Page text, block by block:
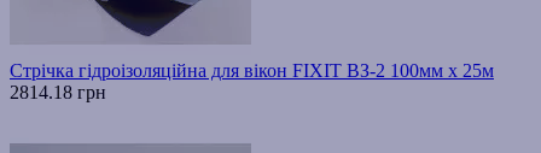
Стрічка гідроізоляційна для вікон FIXIT ВЗ-2 100мм х 25м
2814.18 грн